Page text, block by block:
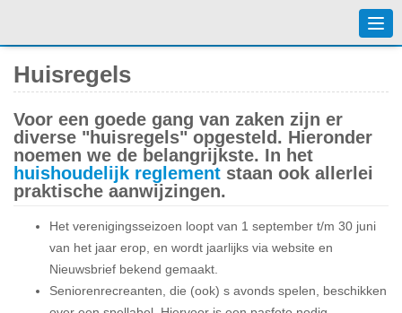
Huisregels
Voor een goede gang van zaken zijn er
diverse "huisregels" opgesteld. Hieronder
noemen we de belangrijkste. In het
huishoudelijk reglement staan ook allerlei
praktische aanwijzingen.
Het verenigingsseizoen loopt van 1 september t/m 30 juni
van het jaar erop, en wordt jaarlijks via website en
Nieuwsbrief bekend gemaakt.
Seniorenrecreanten, die (ook) s avonds spelen, beschikken